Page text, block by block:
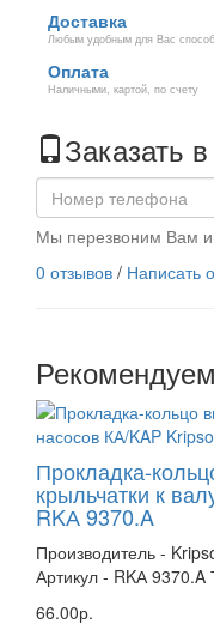
Доставка
Любым удобным для Вас
Оплата
Наличными, картой, по счету
Заказать
Мы перезвоним Вам и
0 отзывов / Написать
Прокладка-
крыльчатки к
RKА 9370.A
Производитель -
Артикул - RKА 9370.A
66.00р.